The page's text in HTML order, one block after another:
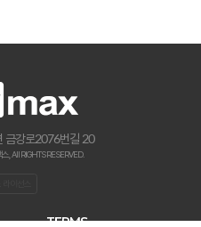
금강로2076번길 20
., All RIGHTS RESERVED.
TERMS